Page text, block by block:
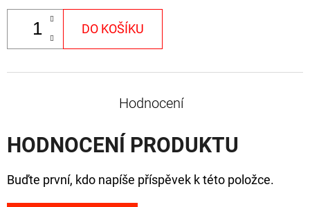
DO KOŠÍKU
Hodnocení
HODNOCENÍ PRODUKTU
Buďte první, kdo napíše příspěvek k této položce.